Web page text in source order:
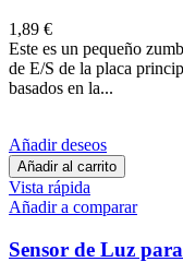
1,89 €
Este es un pequeño
de E/S de la placa
basados en la...
Añadir deseos
Añadir al carrito
Vista rápida
Añadir a comparar
Sensor de Luz